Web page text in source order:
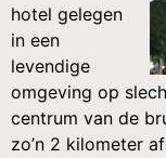
hotel gelegen
in een
levendige
omgeving op
centrum van de
zo’n 2 kilometer